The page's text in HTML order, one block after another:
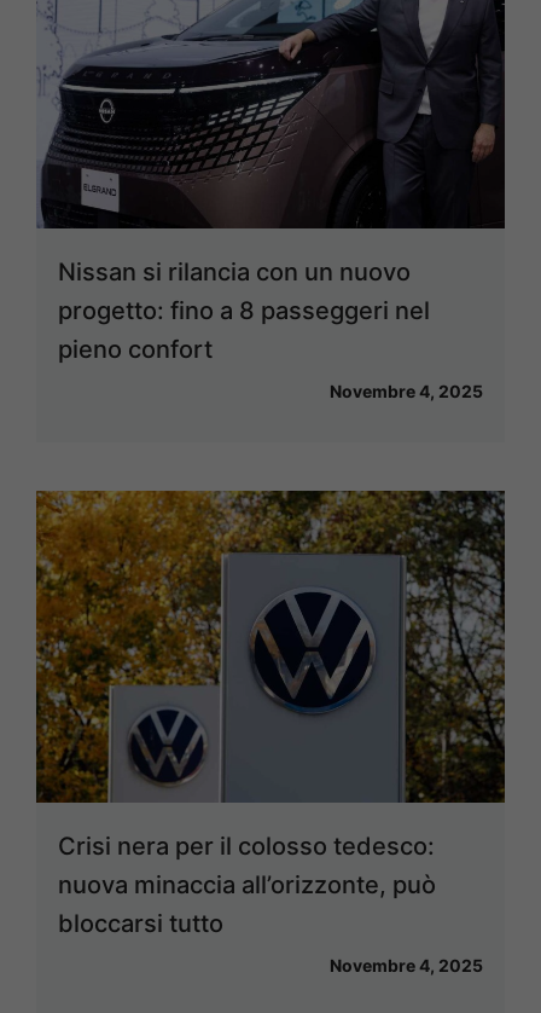
Nissan si rilancia con un nuovo
progetto: fino a 8 passeggeri nel
pieno confort
Novembre 4, 2025
Crisi nera per il colosso tedesco:
nuova minaccia all’orizzonte, può
bloccarsi tutto
Novembre 4, 2025